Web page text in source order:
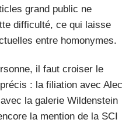
grand public ne
difficulté, ce qui laisse
entre homonymes.
il faut croiser le
: la filiation avec Alec
la galerie Wildenstein
la mention de la SCI